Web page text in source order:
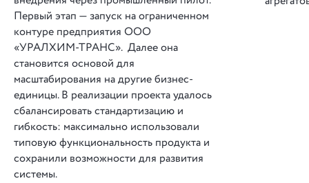
Первый этап — запуск на ограниченном
контуре предприятия ООО
«УРАЛХИМ-ТРАНС». Далее она
становится основой для
масштабирования на другие бизнес-
единицы. В реализации проекта удалось
сбалансировать стандартизацию и
гибкость: максимально использовали
типовую функциональность продукта и
сохранили возможности для развития
системы.